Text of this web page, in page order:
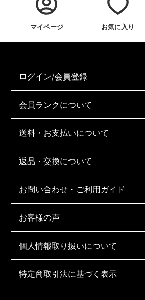
マイページ お気に入り
ログイン/会員登録
会員ランクについて
送料・お支払いについて
返品・交換について
お問い合わせ・ご利用ガイド
お客様の声
個人情報取り扱いについて
特定商取引法に基づく表示